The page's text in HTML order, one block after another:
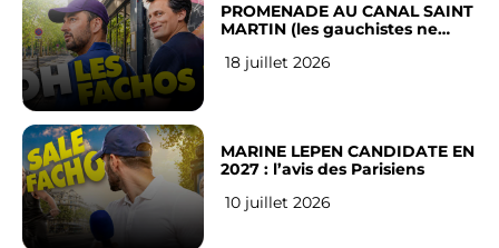
PROMENADE AU CANAL SAINT
MARTIN (les gauchistes ne
18 juillet 2026
MARINE LEPEN CANDIDATE EN
2027 : l’avis des Parisiens
10 juillet 2026